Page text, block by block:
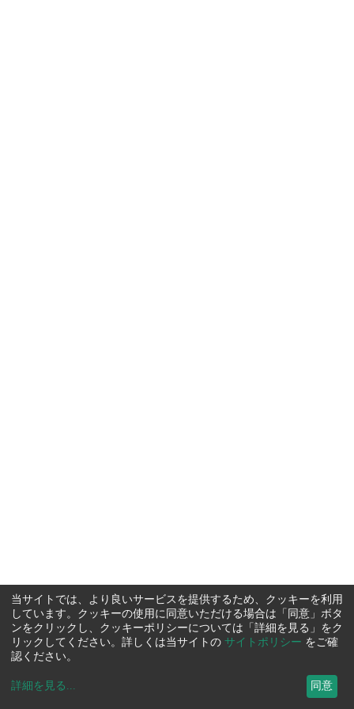
当サイトでは、より良いサービスを提供するため、クッキーを利用
しています。クッキーの使用に同意いただける場合は「同意」ボタ
ンをクリックし、クッキーポリシーについては「詳細を見る」をク
リックしてください。詳しくは当サイトの サイトポリシー をご確
認ください。
詳細を見る ... 同意